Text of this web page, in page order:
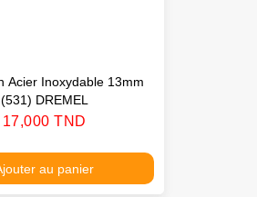
Acier Inoxydable 13mm
(531) DREMEL
Prix
17,000 TND
au panier